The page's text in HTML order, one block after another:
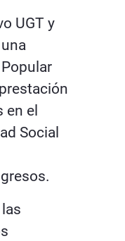
UGT y
el
Social